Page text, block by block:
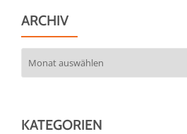
ARCHIV
KATEGORIEN